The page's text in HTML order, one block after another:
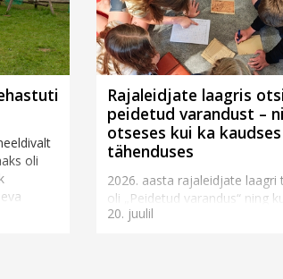
oli
Rajaleidjate laagris
peidetud varandust –
otseses kui ka kaudses
tähenduses
2026. aasta rajaleidjate laagri
oli „Peidetud varandus“ ning
juulil sai rajaleidjate lipp
20. juulil